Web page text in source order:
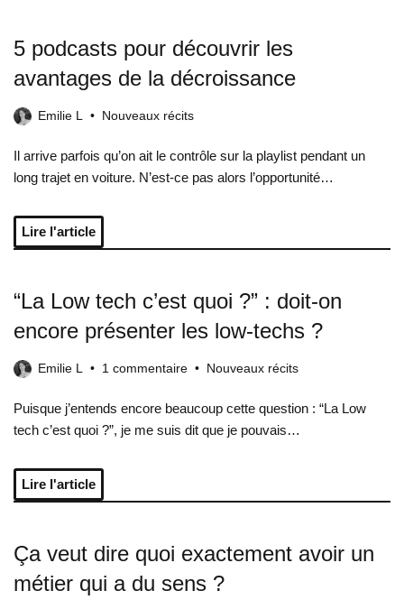
5 podcasts pour découvrir les
avantages de la décroissance
Emilie L Nouveaux récits
Il arrive parfois qu’on ait le contrôle sur la playlist pendant un
long trajet en voiture. N’est-ce pas alors l’opportunité…
Lire l'article
“La Low tech c’est quoi ?” : doit-on
encore présenter les low-techs ?
Emilie L 1 commentaire Nouveaux récits
Puisque j’entends encore beaucoup cette question : “La Low
tech c’est quoi ?”, je me suis dit que je pouvais…
Lire l'article
Ça veut dire quoi exactement avoir un
métier qui a du sens ?